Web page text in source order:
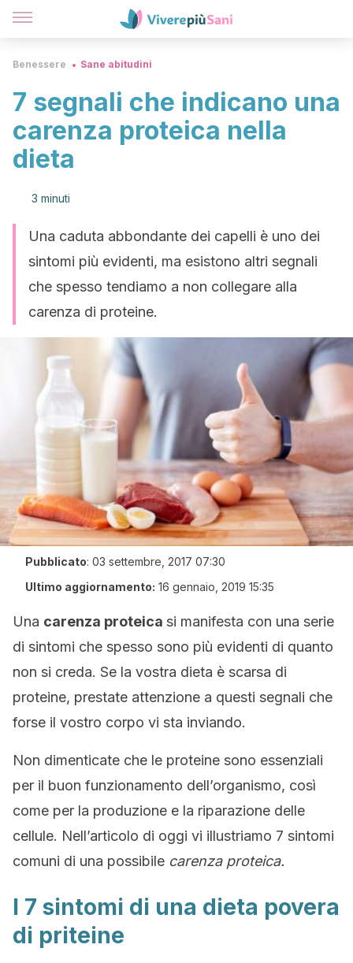
Benessere Sane abitudini
7 segnali che indicano una
carenza proteica nella
dieta
3 minuti
Una caduta abbondante dei capelli è uno dei
sintomi più evidenti, ma esistono altri segnali
che spesso tendiamo a non collegare alla
carenza di proteine.
Pubblicato: 03 settembre, 2017 07:30
Ultimo aggiornamento: 16 gennaio, 2019 15:35
Una carenza proteica si manifesta con una serie
di sintomi che spesso sono più evidenti di quanto
non si creda. Se la vostra dieta è scarsa di
proteine, prestate attenzione a questi segnali che
forse il vostro corpo vi sta inviando.
Non dimenticate che le proteine sono essenziali
per il buon funzionamento dell’organismo, così
come per la produzione e la riparazione delle
cellule. Nell’articolo di oggi vi illustriamo 7 sintomi
comuni di una possibile carenza proteica.
I 7 sintomi di una dieta povera
di priteine